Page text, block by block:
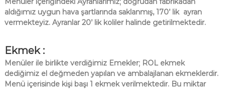
aldığımız uygun hava şartlarında saklanmış, 170’ lik ayran
vermekteyiz. Ayranlar 20’ lik koliler halinde getirilmektedir.
Ekmek :
Menüler ile birlikte verdiğimiz Emekler; ROL ekmek
dediğimiz el değmeden yapılan ve ambalajlanan ekmeklerdir.
Menü içerisinde kişi başı 1 ekmek verilmektedir. Bu miktar